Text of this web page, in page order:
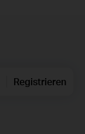
Registrieren